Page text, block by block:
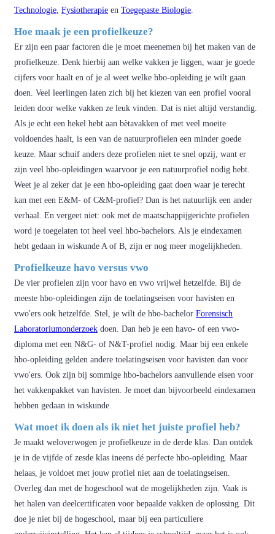
Technologie Fysiotherapie en Toegepaste Biologie
Hoe maak je een profielkeuze?
Er zijn een paar factoren die je moet meenemen bij het maken van de
profielkeuze. Denk hierbij aan welke vakken je liggen, waar je goede
cijfers voor haalt en of je al weet welke hbo-opleiding je wilt gaan
doen. Veel leerlingen laten zich bij het kiezen van een profiel vooral
leiden door welke vakken ze leuk vinden. Dat is niet altijd verstandig.
Als je echt een hekel hebt aan bètavakken of met veel moeite
voldoendes haalt, is een van de natuurprofielen een minder goede
keuze. Maar schuif anders deze profielen niet te snel opzij, want er
zijn veel hbo-opleidingen waarvoor je een natuurprofiel nodig hebt.
Weet je al zeker dat je een hbo-opleiding gaat doen waar je terecht
kan met een E&M- of C&M-profiel? Dan is het natuurlijk een ander
verhaal. En vergeet niet: ook met de maatschappijgerichte profielen
word je toegelaten tot heel veel hbo-bachelors. Als je eindexamen
hebt gedaan in wiskunde A of B, zijn er nog meer mogelijkheden.
Profielkeuze havo versus vwo
De vier profielen zijn voor havo en vwo vrijwel hetzelfde. Bij de
meeste hbo-opleidingen zijn de toelatingseisen voor havisten en
vwo'ers ook hetzelfde. Stel, je wilt de hbo-bachelor Forensisch
Laboratoriumonderzoek doen. Dan heb je een havo- of een vwo-
diploma met een N&G- of N&T-profiel nodig. Maar bij een enkele
hbo-opleiding gelden andere toelatingseisen voor havisten dan voor
vwo'ers. Ook zijn bij sommige hbo-bachelors aanvullende eisen voor
het vakkenpakket van havisten. Je moet dan bijvoorbeeld eindexamen
hebben gedaan in wiskunde.
Wat moet ik doen als ik niet het juiste profiel heb?
Je maakt weloverwogen je profielkeuze in de derde klas. Dan ontdek
je in de vijfde of zesde klas ineens dé perfecte hbo-opleiding. Maar
helaas, je voldoet met jouw profiel niet aan de toelatingseisen.
Overleg dan met de hogeschool wat de mogelijkheden zijn. Vaak is
het halen van deelcertificaten voor bepaalde vakken de oplossing. Dit
doe je niet bij de hogeschool, maar bij een particuliere